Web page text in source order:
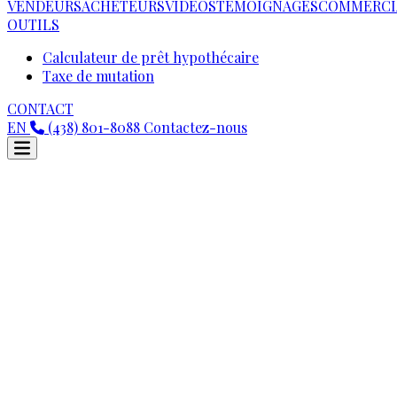
VENDEURSACHETEURSVIDEOSTÉMOIGNAGES
OUTILS
Calculateur de prêt hypothécaire
Taxe de mutation
CONTACT
EN
(438) 801-8088 Contactez-nous